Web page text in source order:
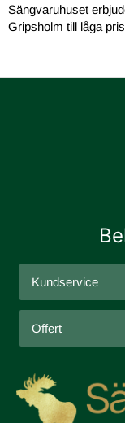
Sängvaruhuset
Gripsholm till låga
Kundservice
Offert